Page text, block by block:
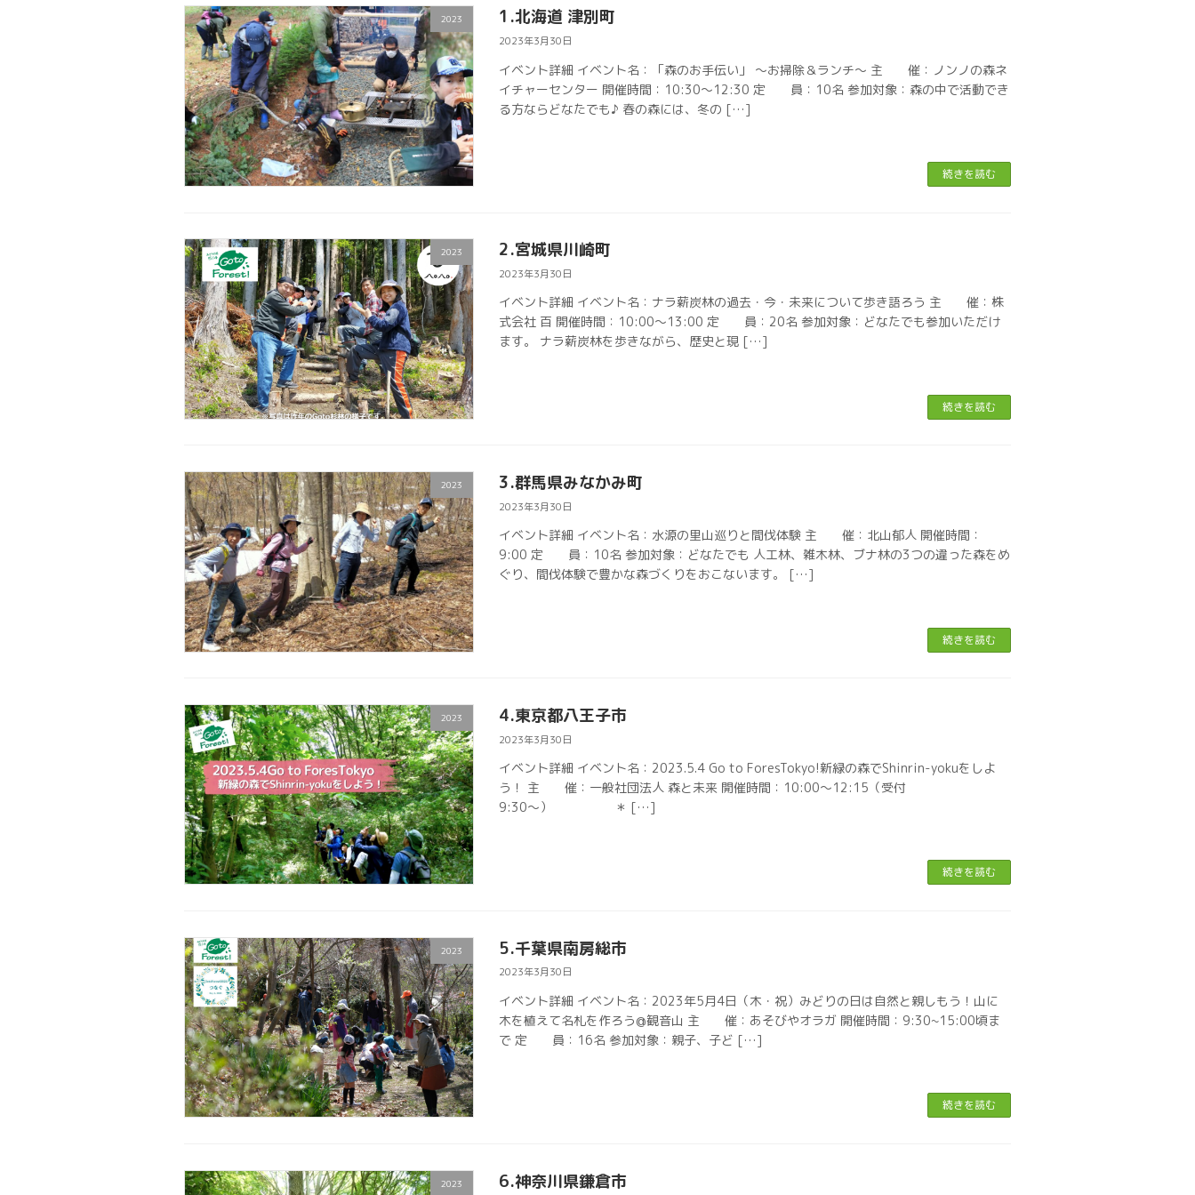
2023 1.北海道 津別町
2023年3月30日
イベント詳細 イベント名：「森のお手伝い」 ～お掃除＆ランチ～ 主 催：ノンノの森ネ
イチャーセンター 開催時間：10:30～12:30 定 員：10名 参加対象：森の中で活動でき
る方ならどなたでも♪ 春の森には、冬の […]
続きを読む
2023 2.宮城県川崎町
2023年3月30日
イベント詳細 イベント名：ナラ薪炭林の過去・今・未来について歩き語ろう 主 催：株
式会社 百 開催時間：10:00～13:00 定 員：20名 参加対象：どなたでも参加いただけ
ます。 ナラ薪炭林を歩きながら、歴史と現 […]
続きを読む
2023 3.群馬県みなかみ町
2023年3月30日
イベント詳細 イベント名：水源の里山巡りと間伐体験 主 催：北山郁人 開催時間：
9:00 定 員：10名 参加対象：どなたでも 人工林、雑木林、ブナ林の3つの違った森をめ
ぐり、間伐体験で豊かな森づくりをおこないます。 […]
続きを読む
2023 4.東京都八王子市
2023年3月30日
イベント詳細 イベント名：2023.5.4 Go to ForesTokyo!新緑の森でShinrin-yokuをしよ
う！ 主 催：一般社団法人 森と未来 開催時間：10:00～12:15（受付
9:30〜） ＊ […]
続きを読む
2023 5.千葉県南房総市
2023年3月30日
イベント詳細 イベント名：2023年5月4日（木・祝）みどりの日は自然と親しもう！山に
木を植えて名札を作ろう@観音山 主 催：あそびやオラガ 開催時間：9:30~15:00頃ま
で 定 員：16名 参加対象：親子、子ど […]
続きを読む
2023 6.神奈川県鎌倉市